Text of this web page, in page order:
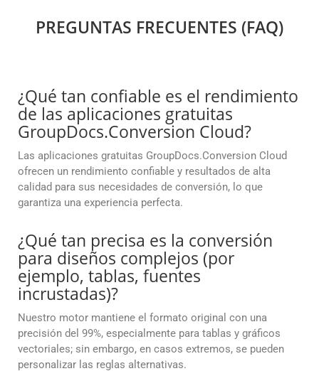
PREGUNTAS FRECUENTES (FAQ)
¿Qué tan confiable es el rendimiento
de las aplicaciones gratuitas
GroupDocs.Conversion Cloud?
Las aplicaciones gratuitas GroupDocs.Conversion Cloud
ofrecen un rendimiento confiable y resultados de alta
calidad para sus necesidades de conversión, lo que
garantiza una experiencia perfecta.
¿Qué tan precisa es la conversión
para diseños complejos (por
ejemplo, tablas, fuentes
incrustadas)?
Nuestro motor mantiene el formato original con una
precisión del 99%, especialmente para tablas y gráficos
vectoriales; sin embargo, en casos extremos, se pueden
personalizar las reglas alternativas.